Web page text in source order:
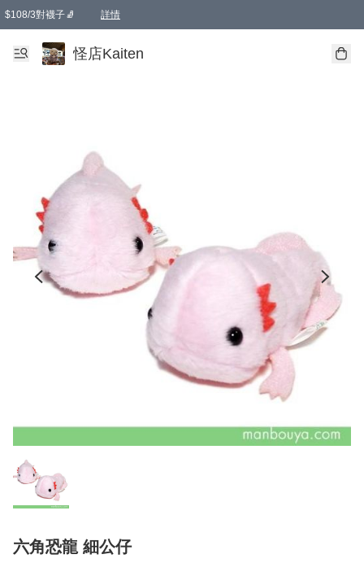
$108/3對襪子🧦 詳情
卡通傘☂️2把8折
購物滿 HKD 650.00即享免運費優惠！（適用於 本地送貨、本地取貨 )
怪店Kaiten
六角恐龍 細公仔